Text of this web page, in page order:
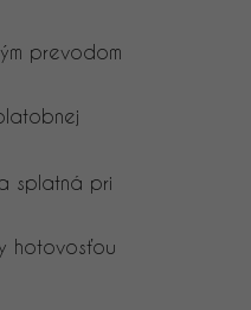
prevodom
splatná pri
hotovosťou